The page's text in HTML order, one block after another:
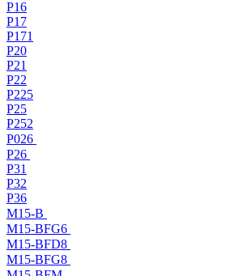
P16
P17
P171
P20
P21
P22
P225
P25
P252
P026
P26
P31
P32
P36
M15-B
M15-BFG6
M15-BFD8
M15-BFG8